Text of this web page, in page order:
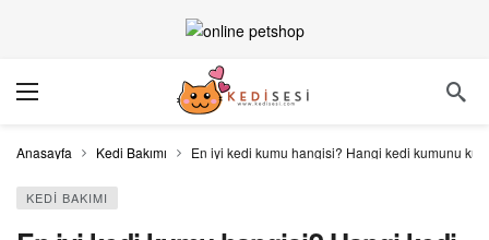
Anasayfa Kedi Bakımı En iyi kedi kumu hangisi? Hangi kedi kumunu
KEDI BAKIMI